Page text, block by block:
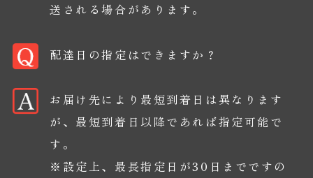
送される場合があります。
配達日の指定はできますか？
お届け先により最短到着日は異なります
が、最短到着日以降であれば指定可能で
す。
※設定上、最長指定日が30日までですの